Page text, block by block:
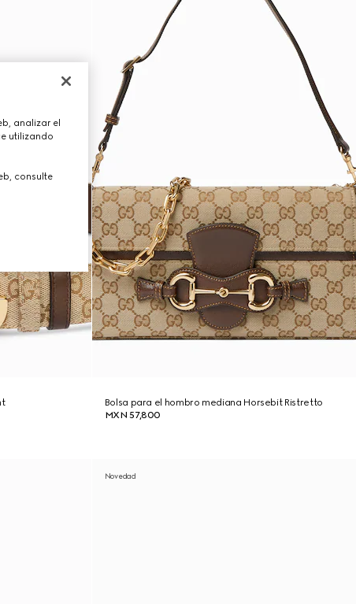
Bolsa para el hombro mediana Horsebit Ristretto
MXN 57,800
Novedad
analizar el
utilizando
consulte